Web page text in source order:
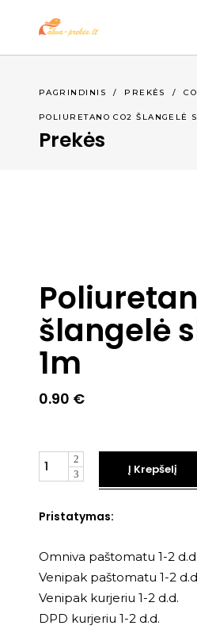
PAGRINDINIS / PREKĖS /
POLIURETANO CO2 ŠLANGELĖ
Prekės
šlangelė
1m
0.90 €
Kiekis
Į Krepšelį
Pristatymas:
Omniva paštomatu 1-2 d.d.
Venipak paštomatu 1-2
Venipak kurjeriu 1-2 d.d.
DPD kurjeriu 1-2 d.d.